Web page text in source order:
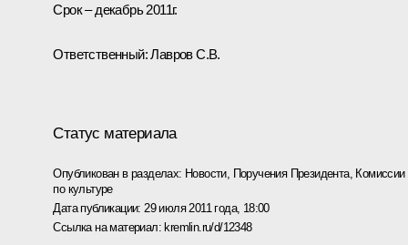
Срок – декабрь 2011г.
Ответственный: Лавров С.В.
Статус материала
Опубликован в разделах: Новости, Поручения Президента,
по культуре
Дата публикации: 29 июля 2011 года, 18:00
Ссылка на материал: kremlin.ru/d/12348